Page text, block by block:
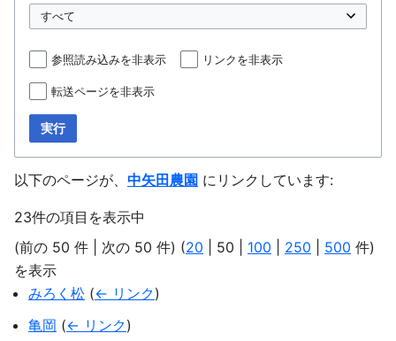
参照読み込みを非表示 リンクを非表示
転送ページを非表示
実行
以下のページが、 中矢田農園 にリンクしています:
23件の項目を表示中
(前の 50 件 次の 50 件) (20 50 100 250 500 件)
を表示
みろく松 (← リンク)
亀岡 (← リンク)